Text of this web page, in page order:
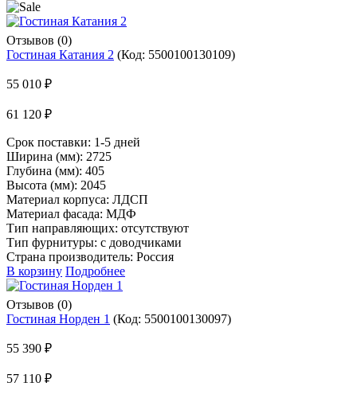
Отзывов (0)
Гостиная Катания 2 (Код: 5500100130109)
55 010 ₽
61 120 ₽
Срок поставки: 1-5 дней
Ширина (мм): 2725
Глубина (мм): 405
Высота (мм): 2045
Материал корпуса: ЛДСП
Материал фасада: МДФ
Тип направляющих: отсутствуют
Тип фурнитуры: с доводчиками
Страна производитель: Россия
В корзину Подробнее
Отзывов (0)
Гостиная Норден 1 (Код: 5500100130097)
55 390 ₽
57 110 ₽